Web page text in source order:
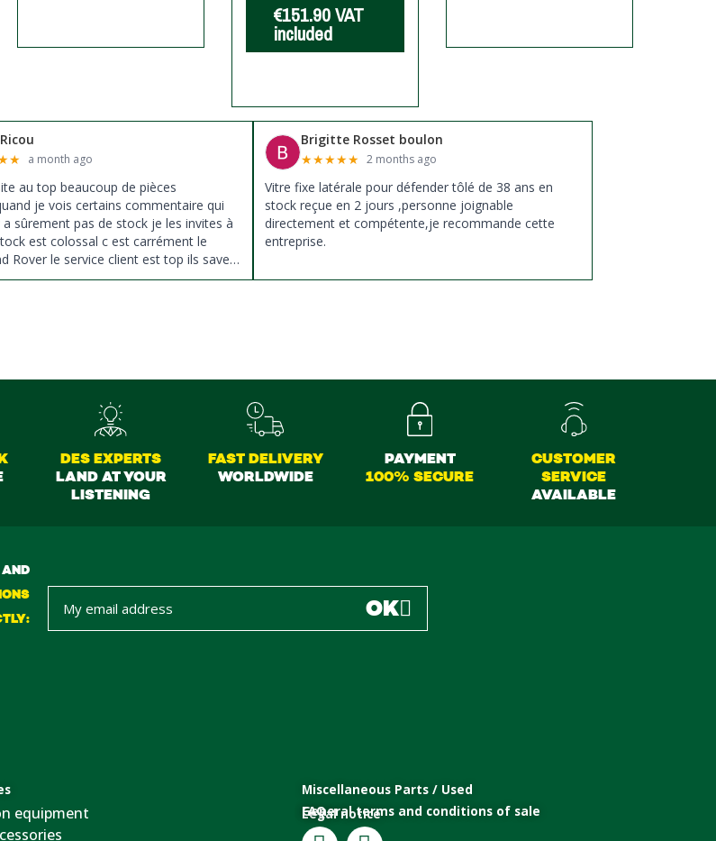
€151.90VAT
included
★ a month ago
au top beaucoup de pièces
je vois certains commentaire qui
a sûrement pas de stock je les invites à
est colossal c est carrément le
Rover le service client est top ils savent
et ne pousse pas à la vente ils
Brigitte Rosset boulon
★★★★★ 2 months ago
Vitre fixe latérale pour défender tôlé de 38 ans en
stock reçue en 2 jours ,personne joignable
directement et compétente,je recommande cette
entreprise.
DES EXPERTS
LAND AT YOUR
LISTENING
FAST DELIVERY
WORLDWIDE
PAYMENT
100% SECURE
CUSTOMER
SERVICE
AVAILABLE
OK
equipment
Miscellaneous Parts / Used
Legal notice
General terms and conditions of sale
FAQ